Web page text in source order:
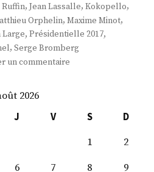
Ruffin, Jean Lassalle, Kokopello,
Orphelin, Maxime Minot,
Large, Présidentielle 2017,
, Serge Bromberg
un commentaire
2026
J V S
D
1
2
6 7 8
9